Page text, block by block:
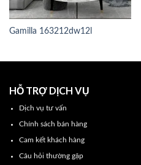
Gamilla 163212dw12l
HỖ TRỢ DỊCH VỤ
Dịch vụ tư vấn
Chính sách bán hàng
Cam kết khách hàng
Câu hỏi thường gặp